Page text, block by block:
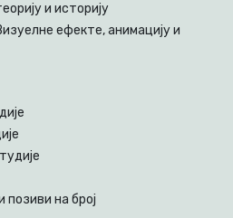
и историју
ефекте, анимацију и
на број